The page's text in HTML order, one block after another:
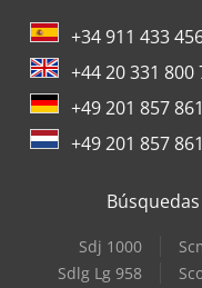
+34 911 433
+44 20 331 800
+49 201 857
+49 201 857
Sdj 1000
Sdlg Lg 958